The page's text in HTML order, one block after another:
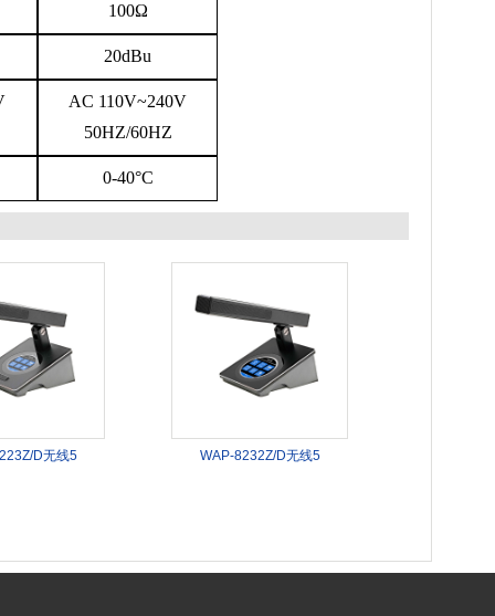
100Ω
20dBu
AC 110V~240V
50HZ/60HZ
0-40°C
D无线5 WAP-8232Z/D无线5